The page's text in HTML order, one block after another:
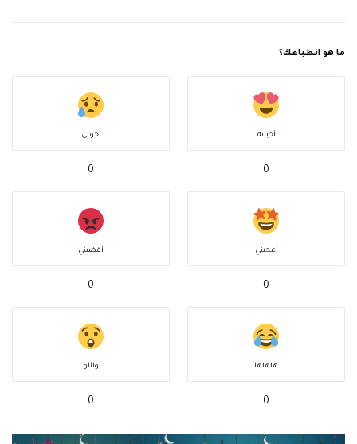
ما هو انطباعك؟
أحببته
0
أحزنني
0
أعجبني
0
أغضبني
0
هاهاها
0
واااو
0